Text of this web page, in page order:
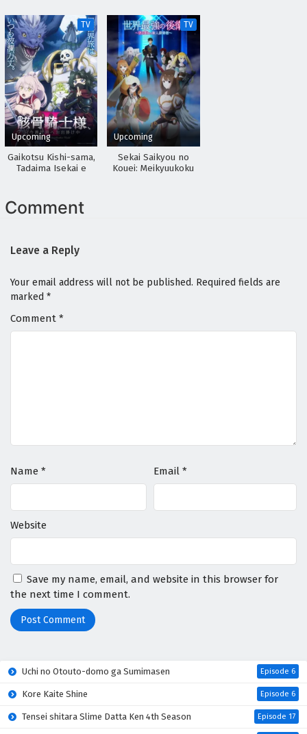
Digimon Beatbreak Episodio 21 Sub Español
Eps 21 - April 30, 2026
Digimon Beatbreak Episodio 20 Sub Español
Eps 20 - April 30, 2026
Digimon Beatbreak Episodio 19 Sub Español
Eps 19 - April 30, 2026
Digimon Beatbreak Episodio 18 Sub Español
Eps 16 - April 30, 2026
Digimon Beatbreak Episodio 13 Sub Español
Digimon Beatbreak Episodio 11 Sub Español
Digimon Beatbreak Episodio 9 Sub Español
Eps 9 - April 30, 2026
hen
TV
Upcoming
Gaikotsu Kishi-sama,
Tadaima Isekai e
TV
Upcoming
Sekai Saikyou no
Kouei: Meikyuukoku
Comment
Leave a Reply
Your email address will not be published. Required fields are
marked *
Comment *
Name * Email *
Website
Save my name, email, and website in this browser for
the next time I comment.
Uchi no Otouto-domo ga Sumimasen Episode 6
Kore Kaite Shine Episode 6
Tensei shitara Slime Datta Ken 4th Season Episode 17